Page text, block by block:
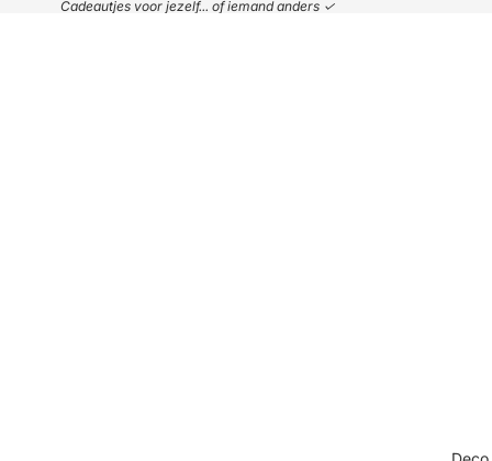
Cadeautjes voor jezelf... of iemand anders ✓